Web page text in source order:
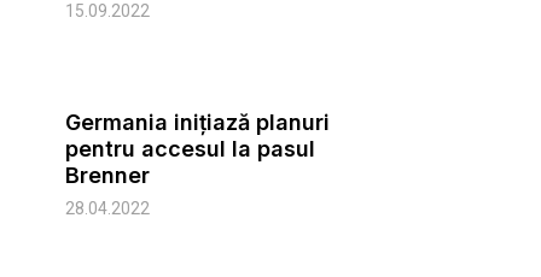
15.09.2022
Germania inițiază planuri
pentru accesul la pasul
Brenner
28.04.2022